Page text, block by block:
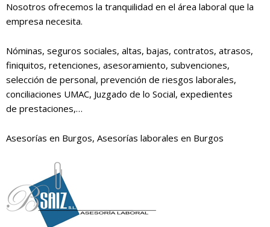
Nosotros ofrecemos la tranquilidad en el área laboral que la
empresa necesita.
Nóminas, seguros sociales, altas, bajas, contratos, atrasos,
finiquitos, retenciones, asesoramiento, subvenciones,
selección de personal, prevención de riesgos laborales,
conciliaciones UMAC, Juzgado de lo Social, expedientes
de prestaciones,…
Asesorías en Burgos, Asesorías laborales en Burgos